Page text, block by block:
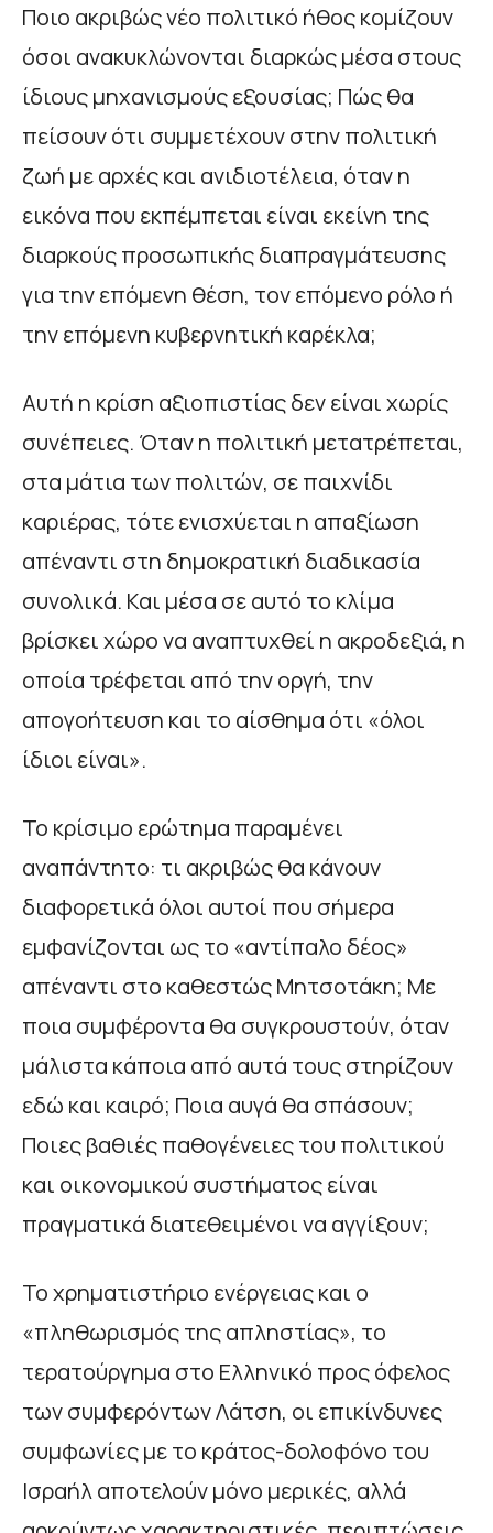
Ποιο ακριβώς νέο πολιτικό ήθος κομίζουν
όσοι ανακυκλώνονται διαρκώς μέσα στους
ίδιους μηχανισμούς εξουσίας; Πώς θα
πείσουν ότι συμμετέχουν στην πολιτική
ζωή με αρχές και ανιδιοτέλεια, όταν η
εικόνα που εκπέμπεται είναι εκείνη της
διαρκούς προσωπικής διαπραγμάτευσης
για την επόμενη θέση, τον επόμενο ρόλο ή
την επόμενη κυβερνητική καρέκλα;
Αυτή η κρίση αξιοπιστίας δεν είναι χωρίς
συνέπειες. Όταν η πολιτική μετατρέπεται,
στα μάτια των πολιτών, σε παιχνίδι
καριέρας, τότε ενισχύεται η απαξίωση
απέναντι στη δημοκρατική διαδικασία
συνολικά. Και μέσα σε αυτό το κλίμα
βρίσκει χώρο να αναπτυχθεί η ακροδεξιά, η
οποία τρέφεται από την οργή, την
απογοήτευση και το αίσθημα ότι «όλοι
ίδιοι είναι».
Το κρίσιμο ερώτημα παραμένει
αναπάντητο: τι ακριβώς θα κάνουν
διαφορετικά όλοι αυτοί που σήμερα
εμφανίζονται ως το «αντίπαλο δέος»
απέναντι στο καθεστώς Μητσοτάκη; Με
ποια συμφέροντα θα συγκρουστούν, όταν
μάλιστα κάποια από αυτά τους στηρίζουν
εδώ και καιρό; Ποια αυγά θα σπάσουν;
Ποιες βαθιές παθογένειες του πολιτικού
και οικονομικού συστήματος είναι
πραγματικά διατεθειμένοι να αγγίξουν;
Το χρηματιστήριο ενέργειας και ο
«πληθωρισμός της απληστίας», το
τερατούργημα στο Ελληνικό προς όφελος
των συμφερόντων Λάτση, οι επικίνδυνες
συμφωνίες με το κράτος-δολοφόνο του
Ισραήλ αποτελούν μόνο μερικές, αλλά